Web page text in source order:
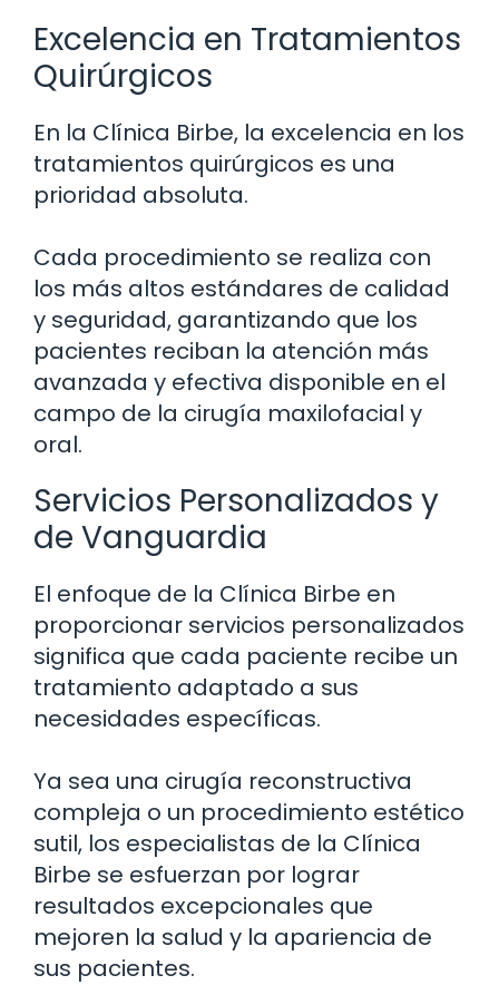
Excelencia en Tratamientos
Quirúrgicos
En la Clínica Birbe, la excelencia en los
tratamientos quirúrgicos es una
prioridad absoluta.
Cada procedimiento se realiza con
los más altos estándares de calidad
y seguridad, garantizando que los
pacientes reciban la atención más
avanzada y efectiva disponible en el
campo de la cirugía maxilofacial y
oral.
Servicios Personalizados y
de Vanguardia
El enfoque de la Clínica Birbe en
proporcionar servicios personalizados
significa que cada paciente recibe un
tratamiento adaptado a sus
necesidades específicas.
Ya sea una cirugía reconstructiva
compleja o un procedimiento estético
sutil, los especialistas de la Clínica
Birbe se esfuerzan por lograr
resultados excepcionales que
mejoren la salud y la apariencia de
sus pacientes.